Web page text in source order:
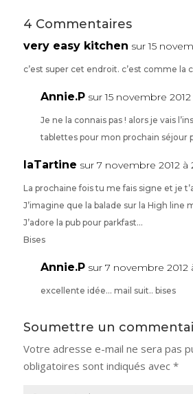
4 Commentaires
very easy kitchen sur 15
c’est super cet endroit. c’est comme la
Annie.P sur 15 novembre 2012
Je ne la connais pas ! alors je vais
tablettes pour mon prochain séjour
laTartine sur 7 novembre 2012 à
La prochaine fois tu me fais signe et je
J’imagine que la balade sur la High line
J’adore la pub pour parkfast…
Bises
Annie.P sur 7 novembre 2012
excellente idée… mail suit.. bises
Soumettre un
Votre adresse e-mail ne sera pas
obligatoires sont indiqués avec *